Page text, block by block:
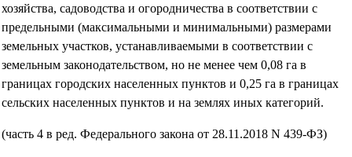
хозяйства, садоводства и огородничества в соответствии с
предельными (максимальными и минимальными) размерами
земельных участков, устанавливаемыми в соответствии с
земельным законодательством, но не менее чем 0,08 га в
границах городских населенных пунктов и 0,25 га в границах
сельских населенных пунктов и на землях иных категорий.
(часть 4 в ред. Федерального закона от 28.11.2018 N 439-ФЗ)